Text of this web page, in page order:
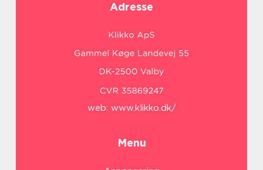
Adresse
web: www.klikko.dk/
Menu